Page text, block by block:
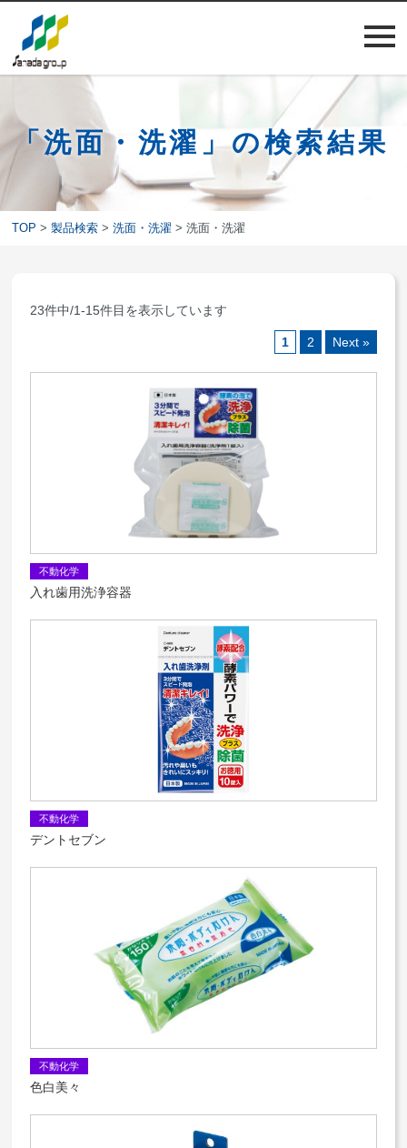
「洗面・洗濯」の検索結果
TOP >製品検索 >洗面・洗濯 > 洗面・洗濯
23件中/1-15件目を表示しています
1 2 Next »
不動化学
入れ歯用洗浄容器
不動化学
デントセブン
不動化学
色白美々